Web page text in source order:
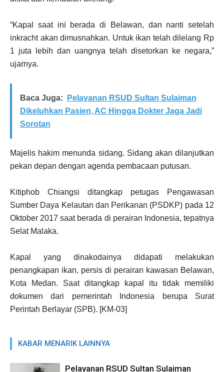
“Kapal saat ini berada di Belawan, dan nanti setelah
inkracht akan dimusnahkan. Untuk ikan telah dilelang Rp
1 juta lebih dan uangnya telah disetorkan ke negara,”
ujarnya.
Baca Juga:
Pelayanan RSUD Sultan Sulaiman
Dikeluhkan Pasien, AC Hingga Dokter Jaga Jadi
Sorotan
Majelis hakim menunda sidang. Sidang akan dilanjutkan
pekan depan dengan agenda pembacaan putusan.
Kitiphob Chiangsi ditangkap petugas Pengawasan
Sumber Daya Kelautan dan Perikanan (PSDKP) pada 12
Oktober 2017 saat berada di perairan Indonesia, tepatnya
Selat Malaka.
Kapal yang dinakodainya didapati melakukan
penangkapan ikan, persis di perairan kawasan Belawan,
Kota Medan. Saat ditangkap kapal itu tidak memiliki
dokumen dari pemerintah Indonesia berupa Surat
Perintah Berlayar (SPB). [KM-03]
KABAR MENARIK LAINNYA
Pelayanan RSUD Sultan Sulaiman